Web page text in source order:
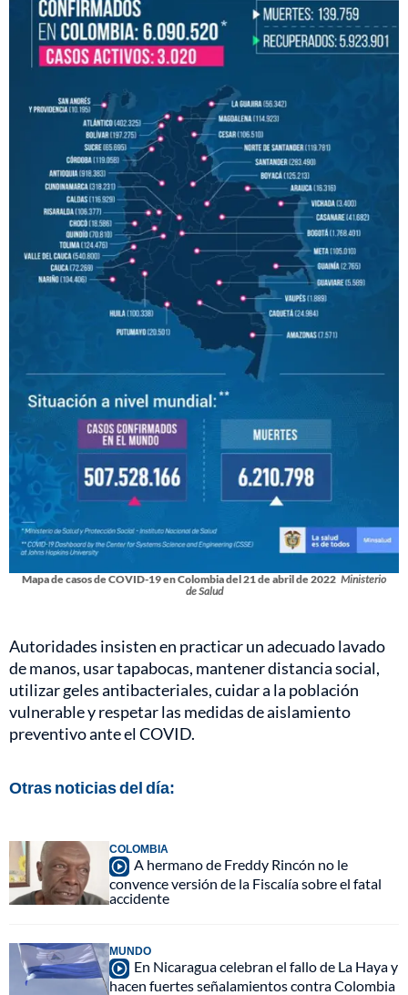
Mapa de casos de COVID-19 en Colombia del 21 de abril de 2022 Ministerio
de Salud
Autoridades insisten en practicar un adecuado lavado
de manos, usar tapabocas, mantener distancia social,
utilizar geles antibacteriales, cuidar a la población
vulnerable y respetar las medidas de aislamiento
preventivo ante el COVID.
Otras noticias del día:
COLOMBIA
A hermano de Freddy Rincón no le
convence versión de la Fiscalía sobre el fatal
accidente
MUNDO
En Nicaragua celebran el fallo de La Haya y
hacen fuertes señalamientos contra Colombia